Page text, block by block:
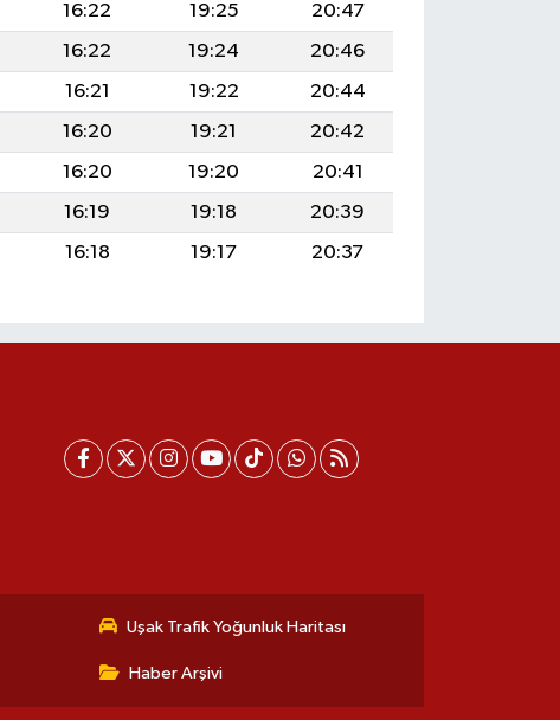
16:22 19:25
20:47
16:22 19:24
20:46
16:21 19:22
20:44
16:20 19:21
20:42
16:20 19:20
20:41
16:19 19:18
20:39
16:18 19:17 20:37
Uşak Trafik Yoğunluk Haritası
Haber Arşivi